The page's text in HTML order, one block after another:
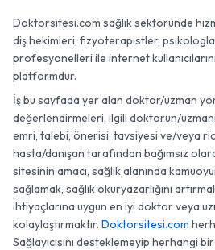
Doktorsitesi.com sağlık sektöründe
diş hekimleri, fizyoterapistler,
profesyonelleri ile internet
platformdur.
İş bu sayfada yer alan doktor/uzman
değerlendirmeleri, ilgili doktorun/
emri, talebi, önerisi, tavsiyesi ve/veya
hasta/danışan tarafından bağımsız
sitesinin amacı, sağlık alanında
sağlamak, sağlık okuryazarlığını
ihtiyaçlarına uygun en iyi doktor veya
kolaylaştırmaktır. Doktorsitesi.com
Sağlayıcısını desteklemeyip herhangi